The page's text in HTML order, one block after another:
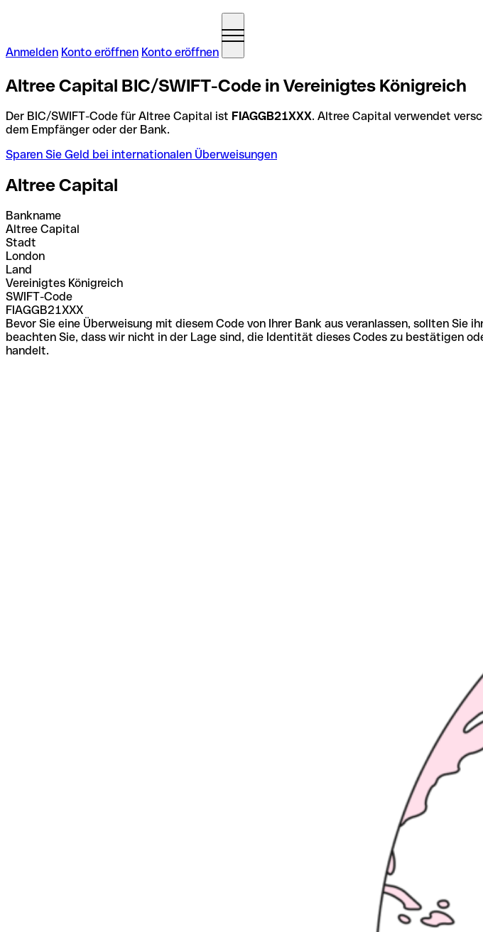
Anmelden Konto eröffnen Konto eröffnen
Altree Capital BIC/SWIFT-Code in Vereinigtes Königreich
Der BIC/SWIFT-Code für Altree Capital ist FIAGGB21XXX. Altree Capital verwendet
dem Empfänger oder der Bank.
Sparen Sie Geld bei internationalen Überweisungen
Altree Capital
Bankname
Altree Capital
Stadt
London
Land
Vereinigtes Königreich
SWIFT-Code
FIAGGB21XXX
Bevor Sie eine Überweisung mit diesem Code von Ihrer Bank aus veranlassen, sollten
beachten Sie, dass wir nicht in der Lage sind, die Identität dieses Codes zu bestätigen
handelt.